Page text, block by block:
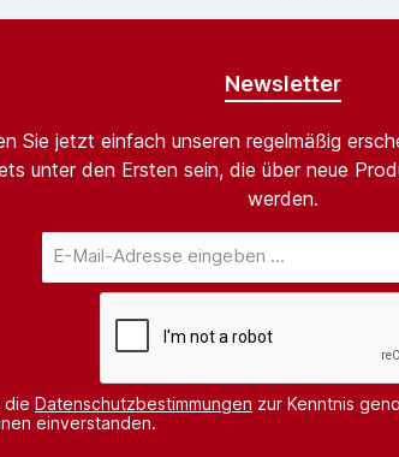
Newsletter
Sie jetzt einfach unseren regelmäßig
unter den Ersten sein, die über neue
werden.
Mail-
Adresse*
die Datenschutzbestimmungen zur Kenntnis
einverstanden.